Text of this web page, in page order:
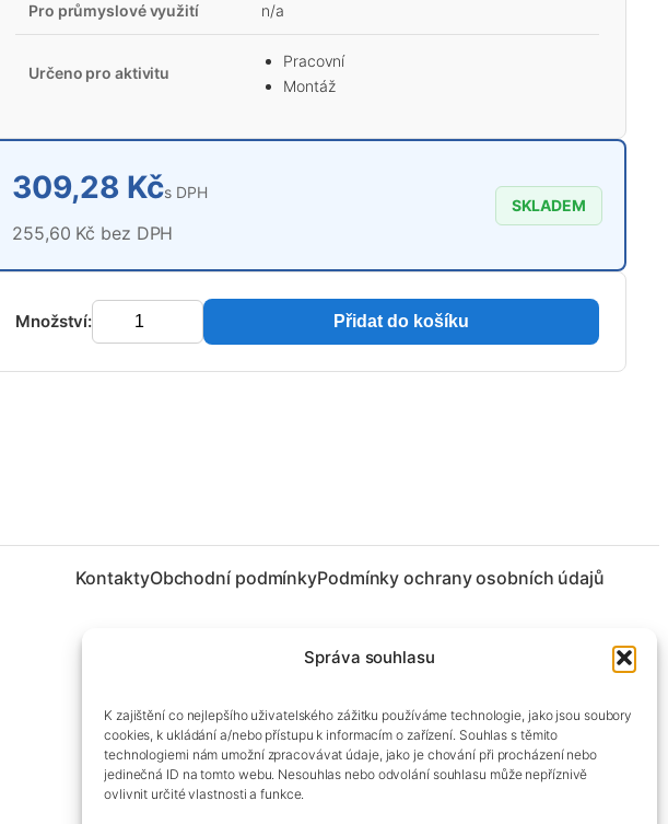
Správa souhlasu
K zajištění co nejlepšího uživatelského zážitku používáme technologie, jako jsou soubory
cookies, k ukládání a/nebo přístupu k informacím o zařízení. Souhlas s těmito
technologiemi nám umožní zpracovávat údaje, jako je chování při procházení nebo
jedinečná ID na tomto webu. Nesouhlas nebo odvolání souhlasu může nepříznivě
ovlivnit určité vlastnosti a funkce.
Pro průmyslové využití n/a
Určeno pro aktivitu
Pracovní
Montáž
309,28 Kčs DPH
255,60 Kč bez DPH
SKLADEM
Množství: Přidat do košíku
KontaktyObchodní podmínkyPodmínky ochrany osobních údajů